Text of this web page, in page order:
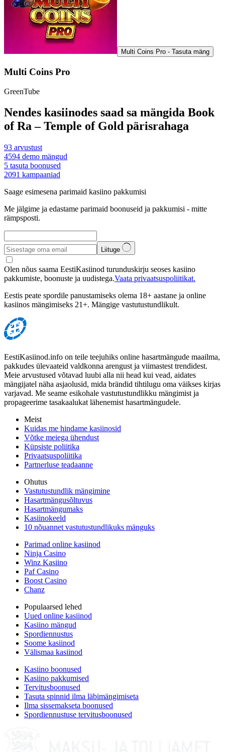
Multi Coins Pro - Tasuta mäng
Multi Coins Pro
GreenTube
Nendes kasiinodes saad sa mängida Book
of Ra – Temple of Gold pärisrahaga
93 arvustust
4594 demo mängud
5 tasuta boonused
2091 kampaaniad
Saage esimesena parimaid kasiino pakkumisi
Me jälgime ja edastame parimaid boonuseid ja pakkumisi - mitte
rämpsposti.
Liituge
Olen nõus saama EestiKasiinod turunduskirju seoses kasiino
pakkumiste, boonuste ja uudistega.Vaata privaatsuspoliitikat.
Eestis peate spordile panustamiseks olema 18+ aastane ja online
kasiinos mängimiseks 21+. Mängige vastutustundlikult.
EestiKasiinod.info on teile teejuhiks online hasartmängude maailma,
pakkudes ülevaateid valdkonna arengust ja viimastest trendidest.
Meie arvustused võtavad luubi alla nii head kui vead, aidates
mängijatel näha asjaolusid, mida brändid tihtilugu oma väikses kirjas
varjavad. Me seame esikohale vastutustundlikku mängimist ja
propageerime tasakaalukat lähenemist hasartmängudele.
Meist
Kuidas me hindame kasiinosid
Võtke meiega ühendust
Küpsiste poliitika
Privaatsuspoliitika
Partnerluse teadaanne
Ohutus
Vastutustundlik mängimine
Hasartmängusõltuvus
Hasartmängumaks
Kasiinokeeld
10 nõuannet vastutustundlikuks mänguks
Parimad online kasiinod
Ninja Casino
Winz Kasiino
Paf Casino
Boost Casino
Chanz
Populaarsed lehed
Uued online kasiinod
Kasiino mängud
Spordiennustus
Soome kasiinod
Välismaa kasiinod
Kasiino boonused
Kasiino pakkumised
Tervitusboonused
Tasuta spinnid ilma läbimängimiseta
Ilma sissemakseta boonused
Spordiennustuse tervitusboonused